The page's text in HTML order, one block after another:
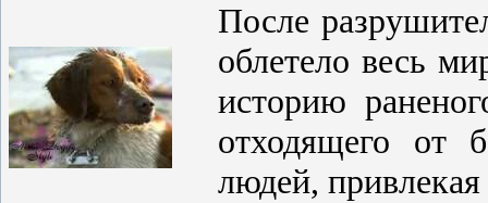
После
облетело весь
историю
отходящего от
людей,